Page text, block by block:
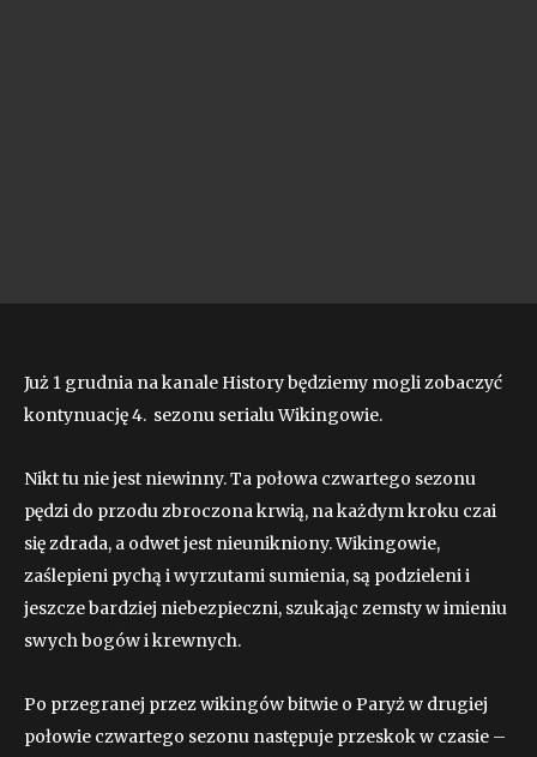
Już 1 grudnia na kanale History będziemy mogli zobaczyć
kontynuację 4. sezonu serialu Wikingowie.
Nikt tu nie jest niewinny. Ta połowa czwartego sezonu
pędzi do przodu zbroczona krwią, na każdym kroku czai
się zdrada, a odwet jest nieunikniony. Wikingowie,
zaślepieni pychą i wyrzutami sumienia, są podzieleni i
jeszcze bardziej niebezpieczni, szukając zemsty w imieniu
swych bogów i krewnych.
Po przegranej przez wikingów bitwie o Paryż w drugiej
połowie czwartego sezonu następuje przeskok w czasie –